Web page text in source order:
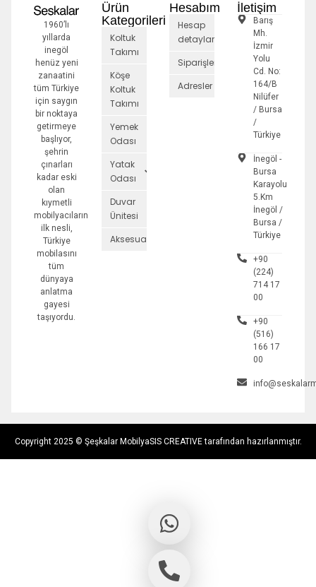
1960’lı
yıllarda
inegöl
henüz yeni
zanaatini
tüm Türkiye
için saygın
bir noktaya
getirmeye
başlıyor,
şehrin
çınarları
kadar eski
olan
kıymetli
mobilyacıların
ilk nesli,
Türkiye
mobilasını
tüm
dünyaya
anlatma
gayesi
taşıyordu.
Ürün
Kategorileri
Koltuk
Takımı
Köşe
Koltuk
Takımı
Yemek
Odası
Yatak
Odası
Duvar
Ünitesi
Aksesuarlar
Hesabım
Hesap
detayları
Siparişler
Adresler
İletişim
Barış
Mh.
İzmir
Yolu
Cd. No:
164/B
Nilüfer
/ Bursa
/
Türkiye
İnegöl -
Bursa
Karayolu
5.Km
İnegöl /
Bursa /
Türkiye
+90
(224)
714 17
00
+90
(516)
166 17
00
Copyright 2025 © Şeşkalar MobilyaSIS CREATIVE tarafından hazırlanmıştır.